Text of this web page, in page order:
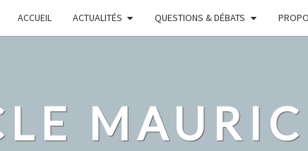
ACCUEIL ACTUALITÉS QUESTIONS & DÉBATS